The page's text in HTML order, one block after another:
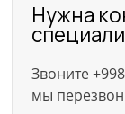
Нужна
Звоните
мы